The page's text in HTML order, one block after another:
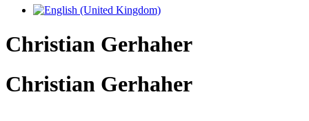
Sprache auswählen
Christian Gerhaher
Christian Gerhaher